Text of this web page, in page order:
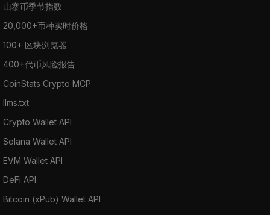
山寨币季节指数
20,000+币种实时价格
100+ 区块浏览器
400+代币风险报告
CoinStats Crypto MCP
llms.txt
Crypto Wallet API
Solana Wallet API
EVM Wallet API
DeFi API
Bitcoin (xPub) Wallet API